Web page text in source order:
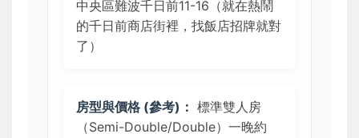
中央區難波千日前11-16（就在熱鬧
的千日前商店街裡，找飯店招牌就對
了）
房型與價格 (參考)： 標準雙人房
（Semi-Double/Double）一晚約